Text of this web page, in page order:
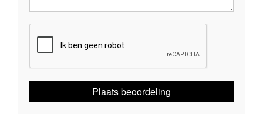
Plaats beoordeling